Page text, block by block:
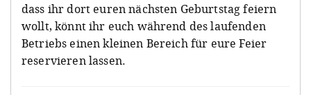
dass ihr dort euren nächsten Geburtstag feiern
wollt, könnt ihr euch während des laufenden
Betriebs einen kleinen Bereich für eure Feier
reservieren lassen.